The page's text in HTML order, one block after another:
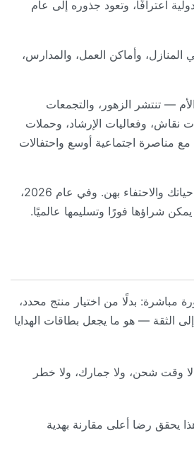
اعترافًا، وتعود جذوره إلى عام
المنازل، وأماكن العمل، والمدارس،
أوروبا الشرقية وآسيا الوسطى، يشبه يوم 8 مارس عيد الأم — تنتشر الزهور، والتجمعات
نقاش، وفعاليات الإرشاد، وحملات
مع مناصرة اجتماعية أوسع واحتفالات
وعلى الرغم من هذه الاختلافات الإقليمية، يبقى الدافع الأساسي عالميًا: الاعتراف بالنساء في حياتك والاحتفاء بهن. وفي عام 2026،
شراؤها فورًا وتسليمها عالميًا.
مباشرة: بدلًا من اختيار منتج محدد،
الثقة — هو ما يجعل بطاقات الهدايا
لا وقت شحن، ولا جمارك، ولا خطر
يحقق رضا أعلى مقارنة بهدية